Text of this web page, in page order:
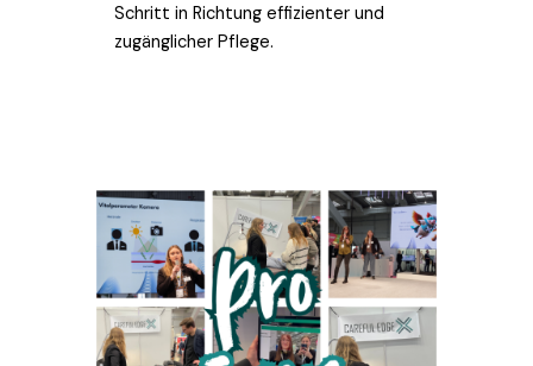
Schritt in Richtung effizienter und
zugänglicher Pflege.